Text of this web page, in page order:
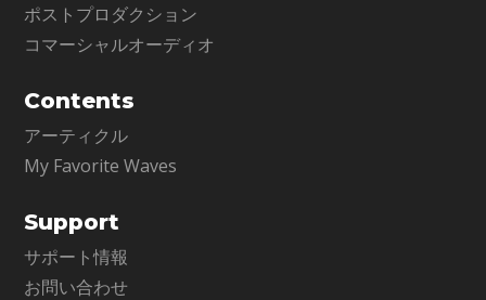
ポストプロダクション
コマーシャルオーディオ
Contents
アーティクル
My Favorite Waves
Support
サポート情報
お問い合わせ